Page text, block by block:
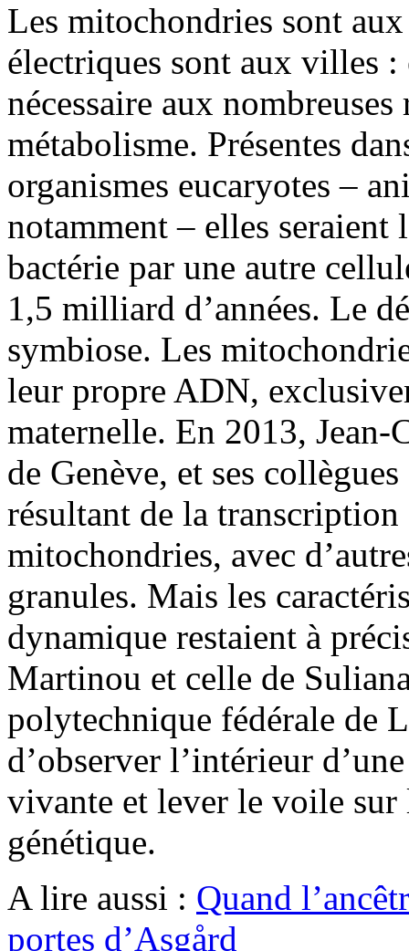
Les mitochondries sont
électriques sont aux villes
nécessaire aux
métabolisme. Présentes
organismes eucaryotes –
notamment – elles seraient
bactérie par une autre
1,5 milliard d’années. Le
symbiose. Les
leur propre ADN,
maternelle. En 2013,
de Genève, et ses
résultant de la
mitochondries, avec
granules. Mais les
dynamique restaient à
Martinou et celle de
polytechnique fédérale de
d’observer l’intérieur
vivante et lever le voile
génétique.
A lire aussi : Quand
portes d’Asgård